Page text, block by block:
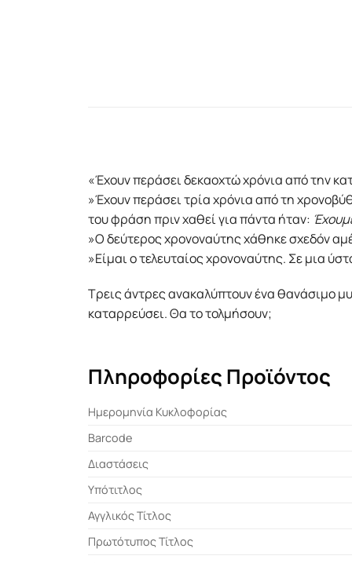
«Έχουν περάσει δεκαοχτώ χρόνια από την
»Έχουν περάσει τρία χρόνια από τη
του φράση πριν χαθεί για πάντα ήταν:
»Ο δεύτερος χρονοναύτης χάθηκε σχεδόν
»Είμαι ο τελευταίος χρονοναύτης. Σε μια
Τρεις άντρες ανακαλύπτουν ένα θανάσιμο
καταρρεύσει. Θα το τολμήσουν;
Πληροφορίες Προϊόντος
Ημερομηνία Κυκλοφορίας
Barcode
Διαστάσεις
Υπότιτλος
Αγγλικός Τίτλος
Πρωτότυπος Τίτλος